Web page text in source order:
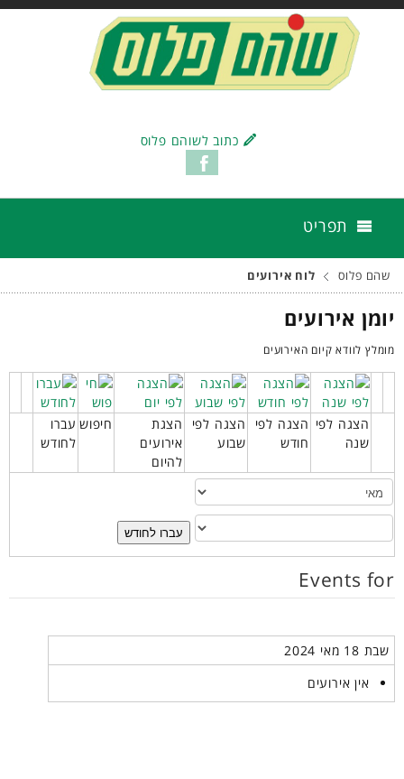
כתוב לשוהם פלוס
תפריט
שהם פלוס לוח אירועים
יומן אירועים
מומלץ לוודא קיום האירועים
הצגה לפי
שנה
הצגה לפי
חודש
הצגה לפי
שבוע
הצגת
אירועים
להיום
חיפוש עברו
לחודש
עברו לחודש
Events for
שבת 18 מאי 2024
אין אירועים